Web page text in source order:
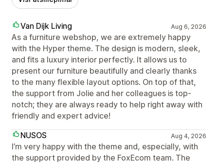
Van Dijk Living Aug 6, 2026
As a furniture webshop, we are extremely happy
with the Hyper theme. The design is modern, sleek,
and fits a luxury interior perfectly. It allows us to
present our furniture beautifully and clearly thanks
to the many flexible layout options. On top of that,
the support from Jolie and her colleagues is top-
notch; they are always ready to help right away with
friendly and expert advice!
NUSOS
Aug 4, 2026
I’m very happy with the theme and, especially, with
the support provided by the FoxEcom team. The